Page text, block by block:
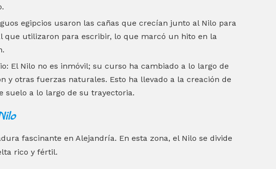
egipcios usaron las cañas que crecían junto al Nilo para
que utilizaron para escribir, lo que marcó un hito en la
El Nilo no es inmóvil; su curso ha cambiado a lo largo de
y otras fuerzas naturales. Esto ha llevado a la creación de
suelo a lo largo de su trayectoria.
fascinante en Alejandría. En esta zona, el Nilo se divide
rico y fértil.